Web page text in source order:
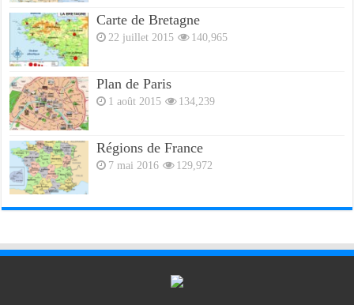
Carte de Bretagne
22 juillet 2015 140,965
Plan de Paris
1 août 2015 134,239
Régions de France
7 mai 2016 129,972